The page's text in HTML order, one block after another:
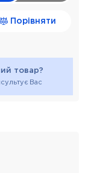
Порівняти
товар?
Вас